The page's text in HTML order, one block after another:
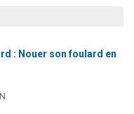
son Maasser
5 enfants déjà orphelins risquent de perdre leur maman
: Nouer son foulard en